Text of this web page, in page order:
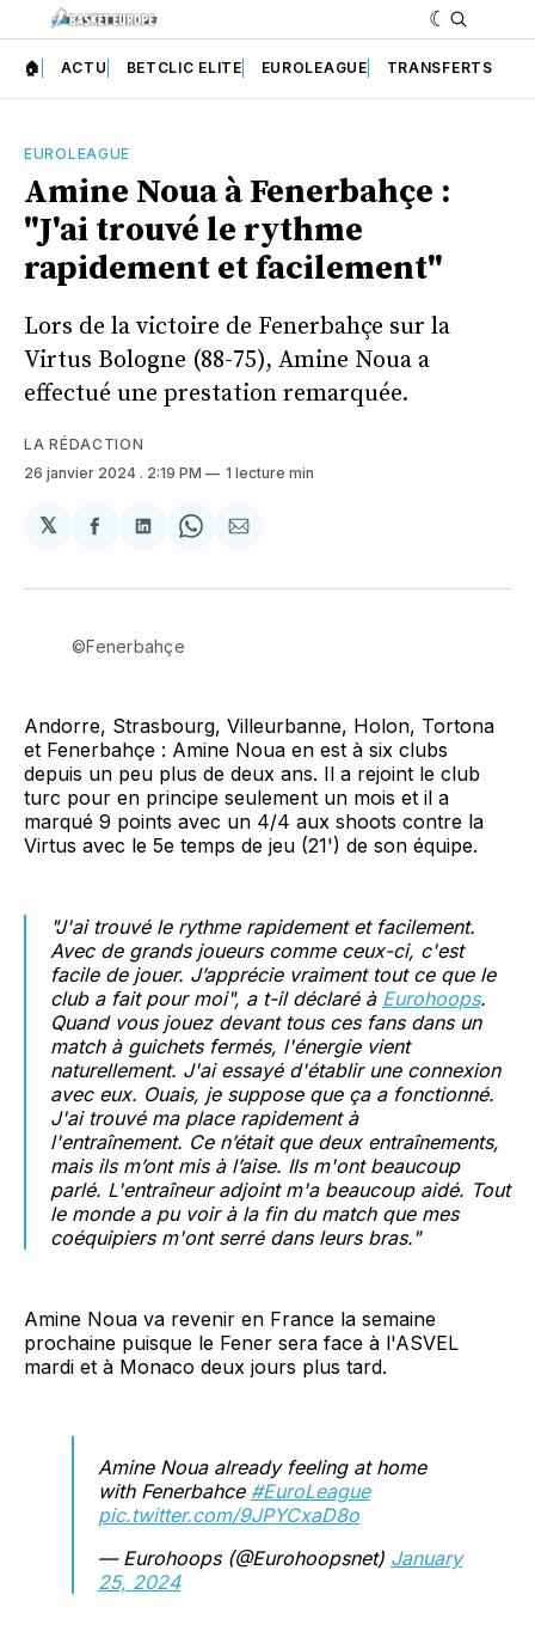
🏠 ACTU BETCLIC ELITE EUROLEAGUE TRANSFERTS
EUROLEAGUE
Amine Noua à Fenerbahçe :
"J'ai trouvé le rythme
rapidement et facilement"
Lors de la victoire de Fenerbahçe sur la
Virtus Bologne (88-75), Amine Noua a
effectué une prestation remarquée.
LA RÉDACTION
26 janvier 2024 . 2:19 PM 1 lecture min
𝕏
Partager
Facebook
Partager
LinkedIn
Share
WhatsApp
Partager
Courriel
©Fenerbahçe
Andorre, Strasbourg, Villeurbanne, Holon, Tortona
et Fenerbahçe : Amine Noua en est à six clubs
depuis un peu plus de deux ans. Il a rejoint le club
turc pour en principe seulement un mois et il a
marqué 9 points avec un 4/4 aux shoots contre la
Virtus avec le 5e temps de jeu (21') de son équipe.
"J'ai trouvé le rythme rapidement et facilement.
Avec de grands joueurs comme ceux-ci, c'est
facile de jouer. J’apprécie vraiment tout ce que le
club a fait pour moi", a t-il déclaré à Eurohoops.
Quand vous jouez devant tous ces fans dans un
match à guichets fermés, l'énergie vient
naturellement. J'ai essayé d'établir une connexion
avec eux. Ouais, je suppose que ça a fonctionné.
J'ai trouvé ma place rapidement à
l'entraînement. Ce n’était que deux entraînements,
mais ils m’ont mis à l’aise. Ils m'ont beaucoup
parlé. L'entraîneur adjoint m'a beaucoup aidé. Tout
le monde a pu voir à la fin du match que mes
coéquipiers m'ont serré dans leurs bras."
Amine Noua va revenir en France la semaine
prochaine puisque le Fener sera face à l'ASVEL
mardi et à Monaco deux jours plus tard.
Amine Noua already feeling at home
with Fenerbahce #EuroLeague
pic.twitter.com/9JPYCxaD8o
— Eurohoops (@Eurohoopsnet) January
25, 2024